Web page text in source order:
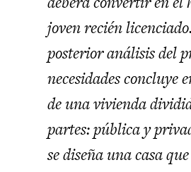
joven recién
posterior análisis del
necesidades concluye
de una vivienda
partes: pública y
se diseña una casa